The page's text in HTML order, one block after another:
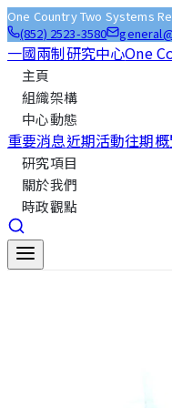
One Country Two Systems
(852) 2523-3580
一國兩制研究中心One
主頁
組織架構
中心動態
重要消息近期活動往期
研究項目
關於我們
時政觀點